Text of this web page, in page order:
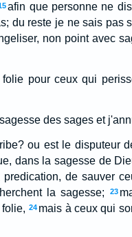
afin que personne ne
du reste je ne sais pas
non point avec
pour ceux qui
des sages et
ou est le disputeur
dans la sagesse de
de sauver
la sagesse;
23
24 mais à ceux qui